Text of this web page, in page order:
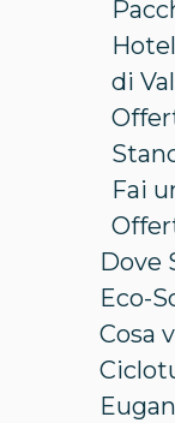
di
Fai
Dove
Eco-
Cosa